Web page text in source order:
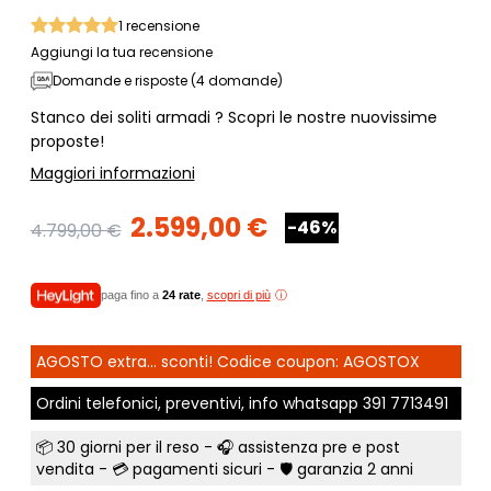
1 recensione
Aggiungi la tua recensione
Domande e risposte (4 domande)
Stanco dei soliti armadi ? Scopri le nostre nuovissime
proposte!
Maggiori informazioni
4.799,00 € 2.599,00 € -46%
paga fino a 24 rate, scopri di più
AGOSTO extra... sconti! Codice coupon: AGOSTOX
Ordini telefonici, preventivi, info whatsapp 391 7713491
📦 30 giorni per il reso - 🎧 assistenza pre e post
vendita - 💳 pagamenti sicuri - 🛡️ garanzia 2 anni